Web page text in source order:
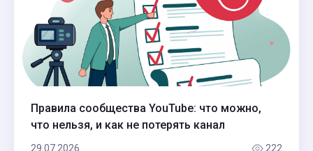
Правила сообщества YouTube: что можно,
что нельзя, и как не потерять канал
29.07.2026 222